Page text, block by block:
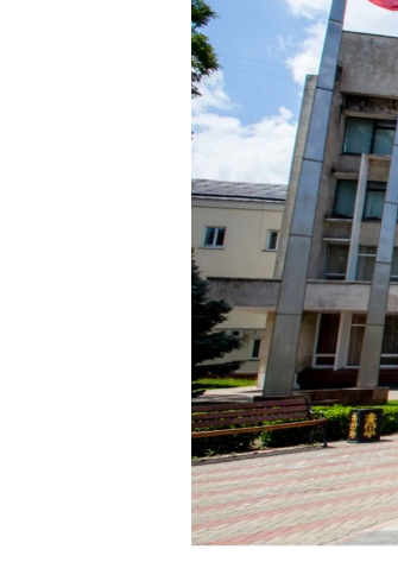
УКРАЇНСЬКА ПРОБЛЕМА КРИМУ